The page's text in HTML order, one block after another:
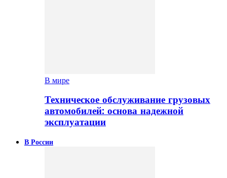
В мире
Техническое обслуживание грузовых
автомобилей: основа надежной
эксплуатации
В России